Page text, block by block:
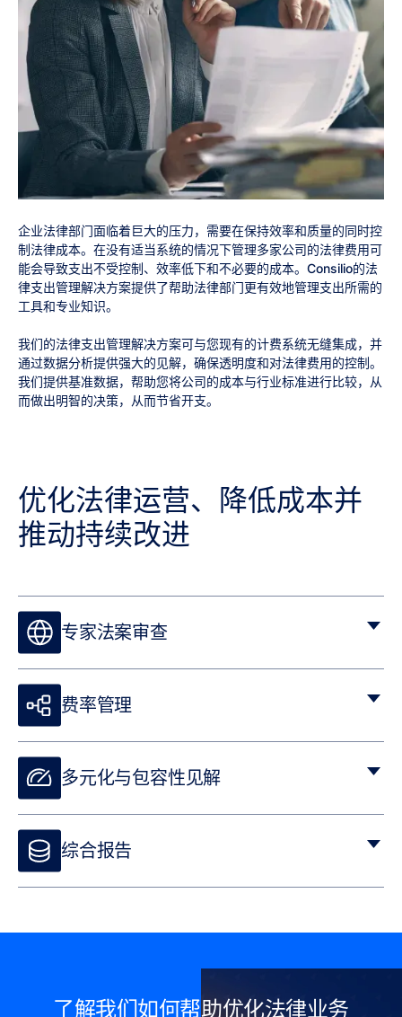
企业法律部门面临着巨大的压力，需要在保持效率和质量的同时控
制法律成本。在没有适当系统的情况下管理多家公司的法律费用可
能会导致支出不受控制、效率低下和不必要的成本。Consilio的法
律支出管理解决方案提供了帮助法律部门更有效地管理支出所需的
工具和专业知识。
我们的法律支出管理解决方案可与您现有的计费系统无缝集成，并
通过数据分析提供强大的见解，确保透明度和对法律费用的控制。
我们提供基准数据，帮助您将公司的成本与行业标准进行比较，从
而做出明智的决策，从而节省开支。
优化法律运营、降低成本并
推动持续改进
专家法案审查
费率管理
多元化与包容性见解
综合报告
了解我们如何帮助优化法律业务